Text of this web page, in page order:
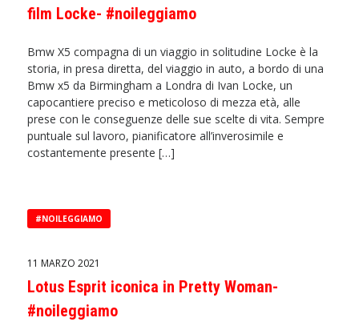
film Locke- #noileggiamo
Bmw X5 compagna di un viaggio in solitudine Locke è la
storia, in presa diretta, del viaggio in auto, a bordo di una
Bmw x5 da Birmingham a Londra di Ivan Locke, un
capocantiere preciso e meticoloso di mezza età, alle
prese con le conseguenze delle sue scelte di vita. Sempre
puntuale sul lavoro, pianificatore all’inverosimile e
costantemente presente […]
#NOILEGGIAMO
11 MARZO 2021
Lotus Esprit iconica in Pretty Woman-
#noileggiamo